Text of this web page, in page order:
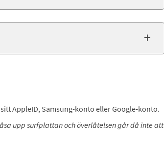
AppleID, Samsung-konto eller Google-konto.
upp surfplattan och överlåtelsen går då inte att